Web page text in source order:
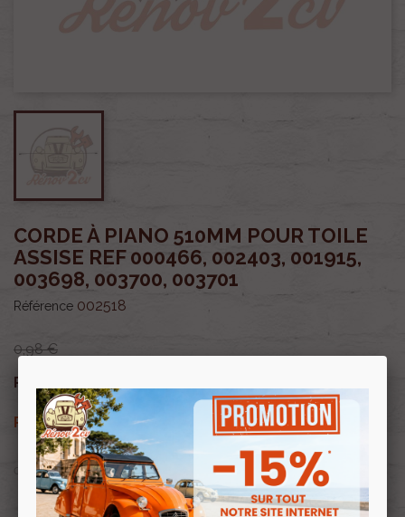
CORDE À PIANO 510MM POUR TOILE
ASSISE REF 000466, 002403, 001915,
003698, 003700, 003701
Référence 002518
0,98 €
Prix public :
Prix clubRenov 2cv:0,84 €TTC
OU PAYER EN